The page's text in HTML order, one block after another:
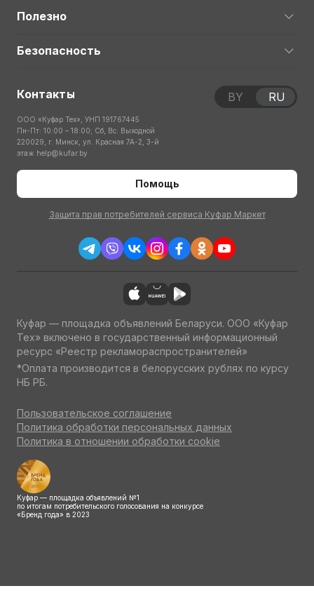
Полезно
Безопасность
Контакты
ООО «Куфар Тех», УНП 191767445
Пн-Пт: 10:00 – 18:00; Сб, Вс: Выходной
220029, г. Минск, ул. Красная 7А-2, 3-й
этаж help@kufar.by
Помощь
Защита прав потребителей сервиса Куфар Маркет
BY RU
Куфар — площадка объявлений Беларуси. ООО «Куфар
Тех» включено в государственный информационный
ресурс «Реестр рекламораспространителей»
*Оплата производится в белорусских рублях по курсу
НБ РБ.
Пользовательское соглашение
Политика обработки персональных данных
Политика в отношении обработки cookie
Куфар — площадка объявлений №1
по итогам потребительского голосования на конкурсе
«Бренд года» в 2023